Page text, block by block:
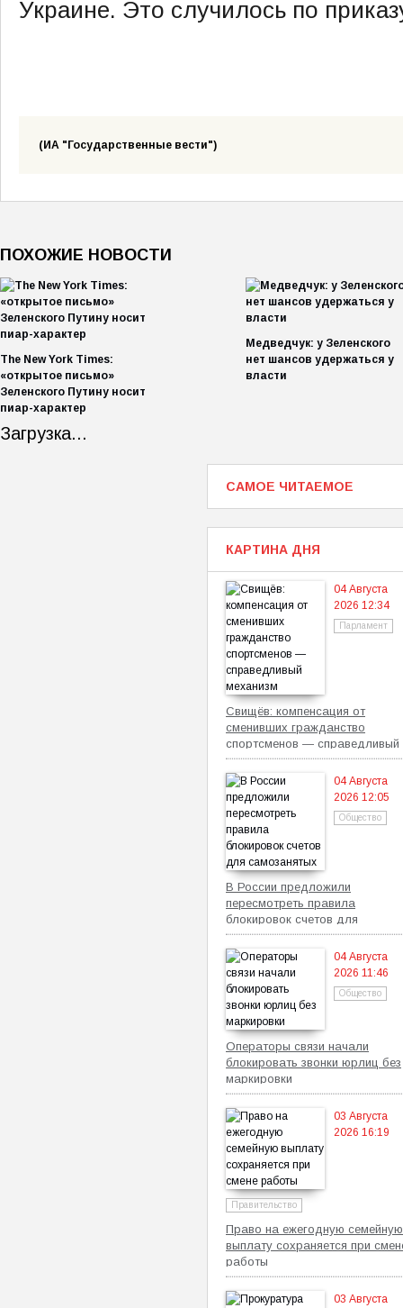
Украине. Это случилось по
(ИА "Государственные вести")
ПОХОЖИЕ НОВОСТИ
The New York Times:
«открытое письмо»
Зеленского Путину носит
пиар-характер
Медведчук: у Зеленского
нет шансов удержаться у
власти
Загрузка...
САМОЕ ЧИТАЕМОЕ
КАРТИНА ДНЯ
04 Августа
2026 12:34
Парламент
Свищёв: компенсация от
сменивших гражданство
спортсменов — справедливый
механизм
04 Августа
2026 12:05
Общество
В России предложили
пересмотреть правила
блокировок счетов для
самозанятых
04 Августа
2026 11:46
Общество
Операторы связи начали
блокировать звонки юрлиц без
маркировки
03 Августа
2026 16:19
Правительство
Право на ежегодную семейную
выплату сохраняется при
работы
03 Августа